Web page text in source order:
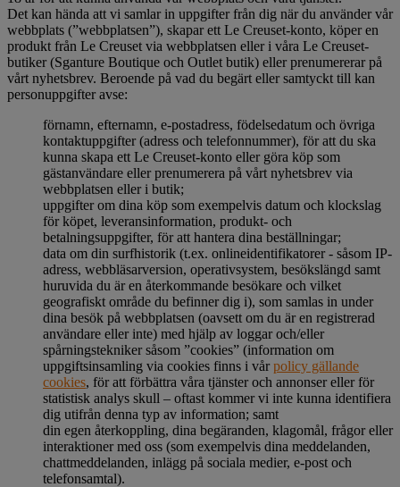
Det kan hända att vi samlar in uppgifter från dig när du använder vår
webbplats (”webbplatsen”), skapar ett Le Creuset-konto, köper en
produkt från Le Creuset via webbplatsen eller i våra Le Creuset-
butiker (Sganture Boutique och Outlet butik) eller prenumererar på
vårt nyhetsbrev. Beroende på vad du begärt eller samtyckt till kan
personuppgifter avse:
förnamn, efternamn, e-postadress, födelsedatum och övriga
kontaktuppgifter (adress och telefonnummer), för att du ska
kunna skapa ett Le Creuset-konto eller göra köp som
gästanvändare eller prenumerera på vårt nyhetsbrev via
webbplatsen eller i butik;
uppgifter om dina köp som exempelvis datum och klockslag
för köpet, leveransinformation, produkt- och
betalningsuppgifter, för att hantera dina beställningar;
data om din surfhistorik (t.ex. onlineidentifikatorer - såsom IP-
adress, webbläsarversion, operativsystem, besökslängd samt
huruvida du är en återkommande besökare och vilket
geografiskt område du befinner dig i), som samlas in under
dina besök på webbplatsen (oavsett om du är en registrerad
användare eller inte) med hjälp av loggar och/eller
spårningstekniker såsom ”cookies” (information om
uppgiftsinsamling via cookies finns i vårpolicy gällande
cookies, för att förbättra våra tjänster och annonser eller för
statistisk analys skull – oftast kommer vi inte kunna identifiera
dig utifrån denna typ av information; samt
din egen återkoppling, dina begäranden, klagomål, frågor eller
interaktioner med oss (som exempelvis dina meddelanden,
chattmeddelanden, inlägg på sociala medier, e-post och
telefonsamtal).